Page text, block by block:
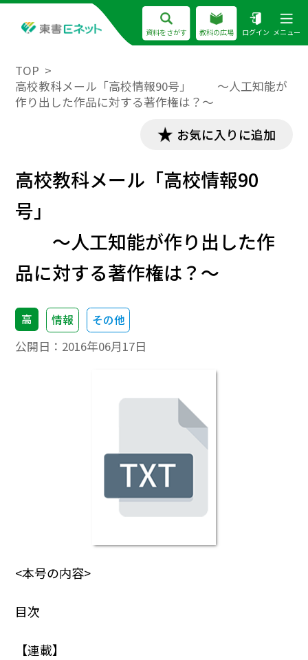
資料をさがす 教科の広場 ログイン メニュー
TOP
高校教科メール「高校情報90号」 ～人工知能が
作り出した作品に対する著作権は？～
お気に入りに追加
高校教科メール「高校情報90
号」
～人工知能が作り出した作
品に対する著作権は？～
高 情報 その他
公開日： 2016年06月17日
<本号の内容>
目次
【連載】